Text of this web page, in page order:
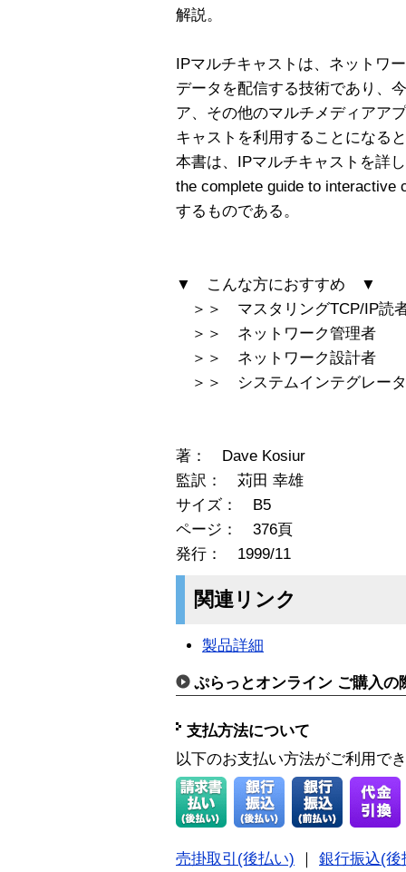
解説。
IPマルチキャストは、ネットワ
データを配信する技術であり、
ア、その他のマルチメディアア
キャストを利用することになる
本書は、IPマルチキャストを詳
the complete guide to interactive
するものである。
▼ こんな方におすすめ ▼
＞＞ マスタリングTCP/IP読
＞＞ ネットワーク管理者
＞＞ ネットワーク設計者
＞＞ システムインテグレータ
著： Dave Kosiur
監訳： 苅田 幸雄
サイズ： B5
ページ： 376頁
発行： 1999/11
関連リンク
製品詳細
ぷらっとオンライン ご購入の
支払方法について
以下のお支払い方法がご利用で
売掛取引(後払い)
銀行振込(後